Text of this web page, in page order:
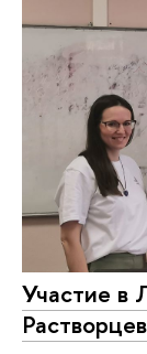
Участие в